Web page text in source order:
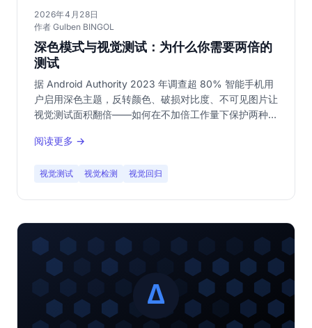
2026年4月28日
作者 Gulben BINGOL
深色模式与视觉测试：为什么你需要两倍的
测试
据 Android Authority 2023 年调查超 80% 智能手机用
户启用深色主题，反转颜色、破损对比度、不可见图片让
视觉测试面积翻倍——如何在不加倍工作量下保护两种主
阅读更多 →
视觉测试 视觉检测 视觉回归